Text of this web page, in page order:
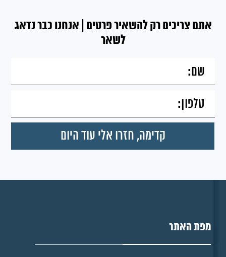
אתם צריכים רק להשאיר פרטים | אנחנו כבר נדאג
לשאר
מפת האתר